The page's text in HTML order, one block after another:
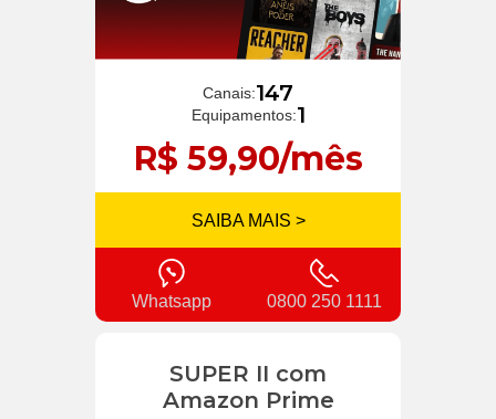
Canais:147
Equipamentos:1
R$ 59,90/mês
SAIBA MAIS >
Whatsapp 0800 250 1111
SUPER II com
Amazon Prime